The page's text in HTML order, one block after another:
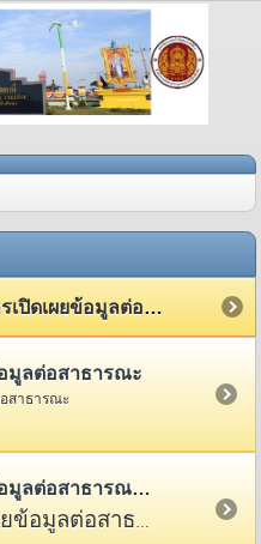
ITA โปร่งใสอย่างมีคุณภาพ การเปิดเผยข้อมูลต่อสาธารณะ
อมูลต่อสาธารณะ
อสาธารณะ
ต่อสาธารณะ 2568